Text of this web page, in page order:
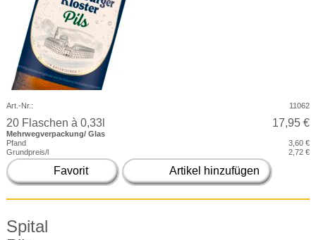
Art.-Nr.: 11062
20 Flaschen à 0,33l 17,95 €
Mehrwegverpackung/ Glas
Pfand
3,60 €
Grundpreis/l
2,72 €
Favorit Artikel hinzufügen
Spital